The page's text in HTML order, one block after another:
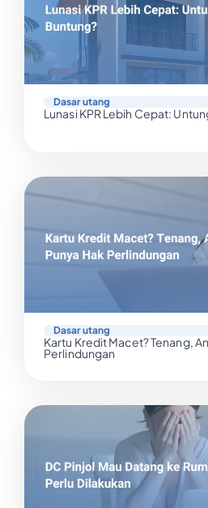
Dasar utang
Lunasi KPR Lebih Cepat:
Dasar utang
Kartu Kredit Macet? Tenang,
Perlindungan